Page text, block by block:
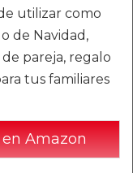
utilizar como
de Navidad,
pareja, regalo
tus familiares
Amazon